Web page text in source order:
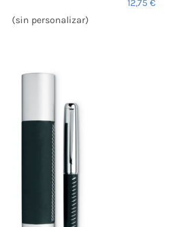
12,75€
(sin personalizar)